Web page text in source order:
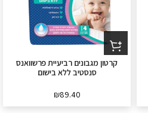
קרטון מגבונים רביעיית פרשוואנס
סנסטיב ללא בישום
₪89.40